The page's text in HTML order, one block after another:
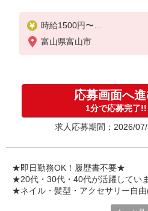
時給1500円〜
※残業代支給
★交通費別途支給（規定あり
入社祝い金10万円支給(規定
お友達を紹介頂くと,
インセンティブ支給(規定有)
゜・。○。・゜+゜・。○。
富山県富山市
応募画面へ
1分で応募完了!!
求人応募期間：2026/
★即日勤務OK！履歴書不要★
★20代・30代・40代が活躍してい
★ネイル・髪型・アクセサリー自